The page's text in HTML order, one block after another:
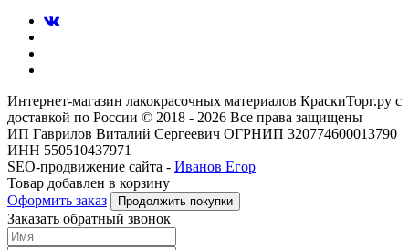
Интернет-магазин лакокрасочных материалов КраскиТорг.ру с
доставкой по России © 2018 - 2026 Все права защищены
ИП Гаврилов Виталий Сергеевич ОГРНИП 320774600013790
ИНН 550510437971
SEO-продвижение сайта - Иванов Егор
Товар добавлен в корзину
Оформить заказ
Продолжить покупки
Заказать обратный звонок